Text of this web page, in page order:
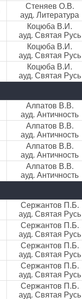
Стеняев О.В.
ауд. Литература
Коцюба В.И.
ауд. Святая Русь
Коцюба В.И.
ауд. Святая Русь
Коцюба В.И.
ауд. Святая Русь
Алпатов В.В.
ауд. Античность
Алпатов В.В.
ауд. Античность
Алпатов В.В.
ауд. Античность
Алпатов В.В.
ауд. Античность
Сержантов П.Б.
ауд. Святая Русь
Сержантов П.Б.
ауд. Святая Русь
Сержантов П.Б.
ауд. Святая Русь
Сержантов П.Б.
ауд. Святая Русь
Сержантов П.Б.
ауд. Святая Русь